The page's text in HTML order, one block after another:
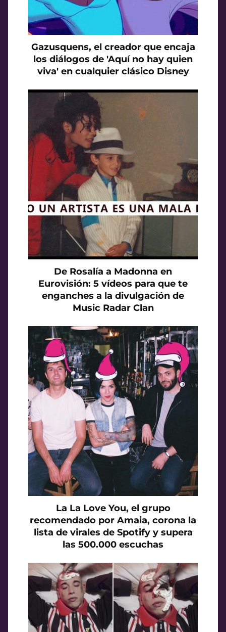
Gazusquens, el creador que encaja
los diálogos de 'Aquí no hay quien
viva' en cualquier clásico Disney
De Rosalía a Madonna en
Eurovisión: 5 vídeos para que te
enganches a la divulgación de
Music Radar Clan
La La Love You, el grupo
recomendado por Amaia, corona la
lista de virales de Spotify y supera
las 500.000 escuchas